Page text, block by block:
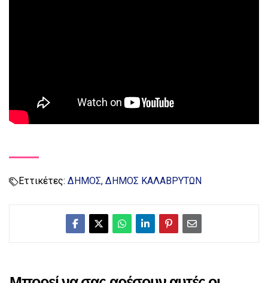
Εττικέτες: ΔΗΜΟΣ ΔΗΜΟΣ ΚΑΛΑΒΡΥΤΩΝ